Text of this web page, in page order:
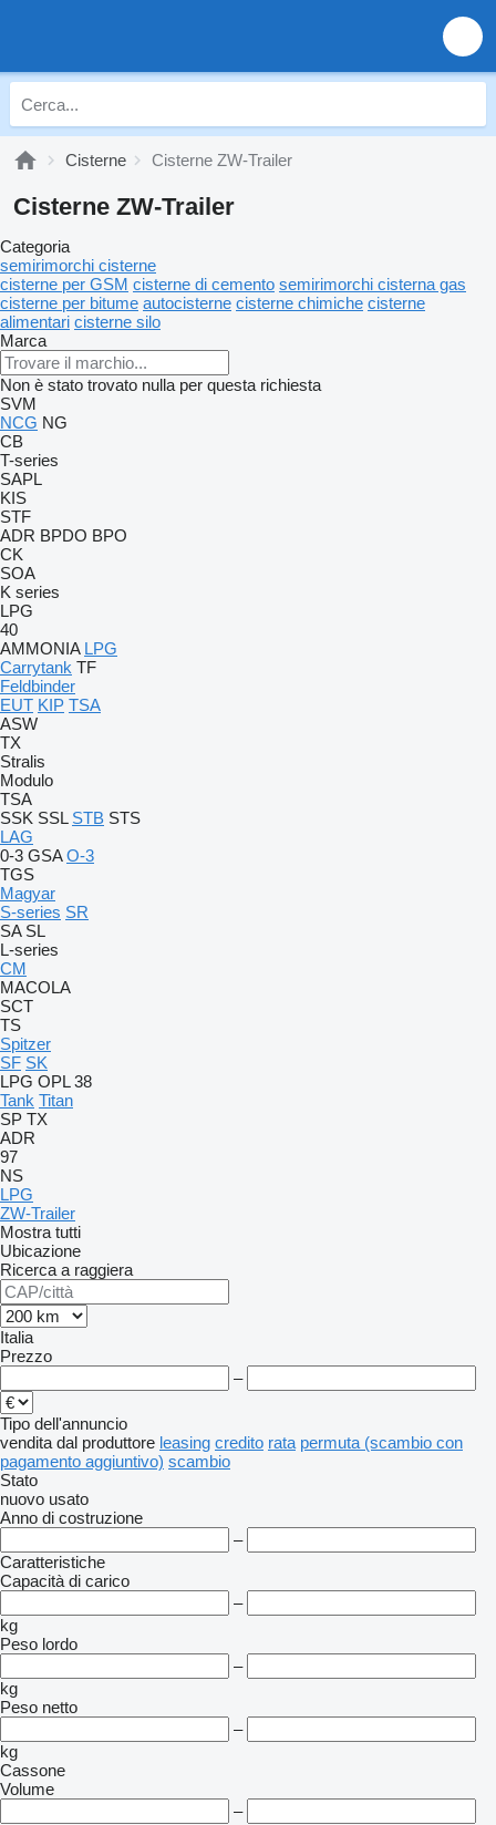
Cisterne Cisterne ZW-Trailer
Cisterne ZW-Trailer
Categoria
semirimorchi cisterne
cisterne per GSM cisterne di cemento semirimorchi cisterna gas
cisterne per bitume autocisterne cisterne chimiche cisterne
alimentari cisterne silo
Marca
Non è stato trovato nulla per questa richiesta
SVM
NCG NG
CB
T-series
SAPL
KIS
STF
ADR BPDO BPO
CK
SOA
K series
LPG
40
AMMONIA LPG
Carrytank TF
Feldbinder
EUT KIP TSA
ASW
TX
Stralis
Modulo
TSA
SSK SSL STB STS
LAG
0-3 GSA O-3
TGS
Magyar
S-series SR
SA SL
L-series
CM
MACOLA
SCT
TS
Spitzer
SF SK
LPG OPL 38
Tank Titan
SP TX
ADR
97
NS
LPG
ZW-Trailer
Mostra tutti
Ubicazione
Ricerca a raggiera
Italia
Prezzo
–
Tipo dell'annuncio
vendita dal produttore leasing credito rata permuta (scambio con
pagamento aggiuntivo) scambio
Stato
nuovo usato
Anno di costruzione
–
Caratteristiche
Capacità di carico
–
kg
Peso lordo
–
kg
Peso netto
–
kg
Cassone
Volume
–